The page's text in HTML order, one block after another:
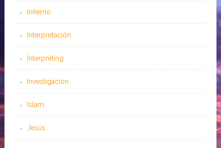
Infierno
Interpretación
Interpreting
Investigación
Islam
Jesús